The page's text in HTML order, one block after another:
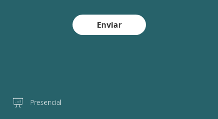
Enviar
Presencial